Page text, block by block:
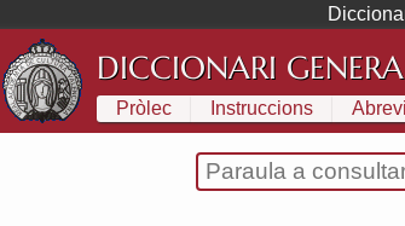
DICCIONARI
Pròlec Instruccions